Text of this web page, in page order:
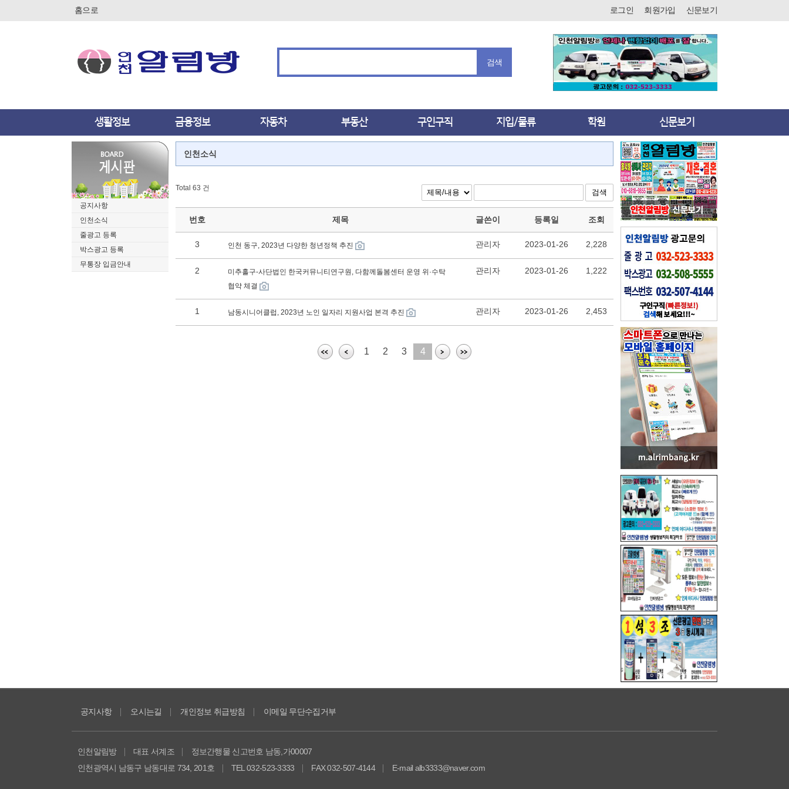
홈으로 로그인 회원가입 신문보기
검색
생활정보 금융정보 자동차 부동산 구인구직 지입/물류 학원 신문보기
공지사항
인천소식
줄광고 등록
박스광고 등록
무통장 입금안내
인천소식
Total 63 건 검색
번호 제목 글쓴이 등록일 조회
3 인천 동구, 2023년 다양한 청년정책 추진 관리자 2023-01-26 2,228
2
미추홀구-사단법인 한국커뮤니티연구원, 다함께돌봄센터 운영 위·수탁
협약 체결
관리자 2023-01-26 1,222
1 남동시니어클럽, 2023년 노인 일자리 지원사업 본격 추진 관리자 2023-01-26 2,453
1 2 3 4
공지사항 오시는길 개인정보 취급방침 이메일 무단수집거부
인천알림방 대표 서계조
정보간행물 신고번호 남동,가00007
인천광역시 남동구 남동대로 734, 201호
TEL 032-523-3333 FAX 032-507-4144 E-mail alb3333@naver.com